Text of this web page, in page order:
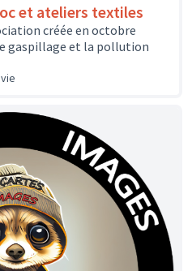
et ateliers textiles
créée en octobre
gaspillage et la pollution